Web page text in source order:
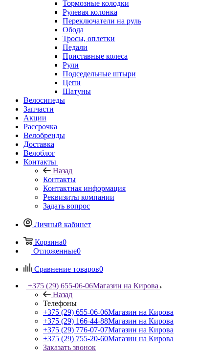
Тормозные колодки
Рулевая колонка
Переключатели на руль
Обода
Тросы, оплетки
Педали
Приставные колеса
Рули
Подседельные штыри
Цепи
Шатуны
Велосипеды
Запчасти
Акции
Рассрочка
Велобренды
Доставка
Велоблог
Контакты
Назад
Контакты
Контактная информация
Реквизиты компании
Задать вопрос
Личный кабинет
Корзина0
Отложенные0
Сравнение товаров0
+375 (29) 655-06-06Магазин на Кирова
Назад
Телефоны
+375 (29) 655-06-06Магазин на Кирова
+375 (29) 166-44-88Магазин на Кирова
+375 (29) 776-07-07Магазин на Кирова
+375 (29) 755-20-60Магазин на Кирова
Заказать звонок